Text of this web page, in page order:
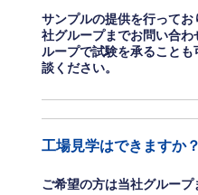
サンプルの提供を行って
社グループまでお問い合
ループで試験を承ること
談ください。
工場見学はできますか？
ご希望の方は当社グルー